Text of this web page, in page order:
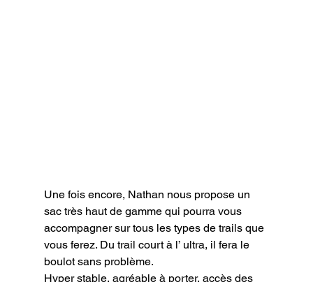
Une fois encore, Nathan nous propose un
sac très haut de gamme qui pourra vous
accompagner sur tous les types de trails que
vous ferez. Du trail court à l’ ultra, il fera le
boulot sans problème.
Hyper stable, agréable à porter, accès des